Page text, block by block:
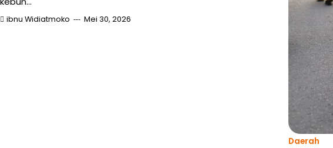
ibnu Widiatmoko Mei 30, 2026
Daerah